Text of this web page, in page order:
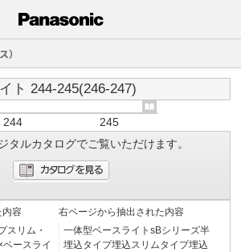
）
ト 244-245(246-247)
244
245
タルカタログでご覧いただけます。
内容
スリム・
ースライ
右ページから抽出された内容
一体型ベースライトsBシリーズ半
埋込タイプ埋込スリムタイプ埋込